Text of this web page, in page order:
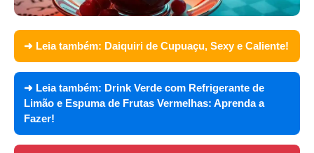
➜ Leia também: Daiquiri de Cupuaçu, Sexy e Caliente!
➜ Leia também: Drink Verde com Refrigerante de
Limão e Espuma de Frutas Vermelhas: Aprenda a
Fazer!